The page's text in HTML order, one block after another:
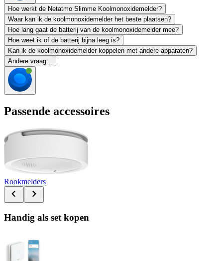
Hoe werkt de Netatmo Slimme Koolmonoxidemelder?
Waar kan ik de koolmonoxidemelder het beste plaatsen?
Hoe lang gaat de batterij van de koolmonoxidemelder mee?
Hoe weet ik of de batterij bijna leeg is?
Kan ik de koolmonoxidemelder koppelen met andere apparaten?
Andere vraag...
Passende accessoires
Rookmelders
Handig als set kopen